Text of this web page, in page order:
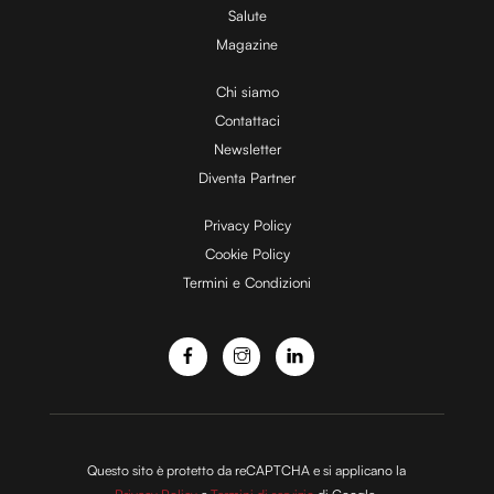
i
d
e
o
Salute
Magazine
Chi siamo
Contattaci
Newsletter
Diventa Partner
Privacy Policy
Cookie Policy
Termini e Condizioni
Questo sito è protetto da reCAPTCHA e si applicano la